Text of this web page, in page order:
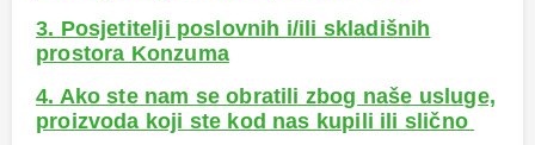
3. Posjetitelji poslovnih i/ili skladišnih
prostora Konzuma
4. Ako ste nam se obratili zbog naše usluge,
proizvoda koji ste kod nas kupili ili slično